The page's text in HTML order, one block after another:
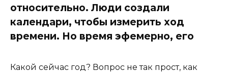
относительно. Люди создали
календари, чтобы измерить ход
времени. Но время эфемерно, его
Какой сейчас год? Вопрос не так прост, как